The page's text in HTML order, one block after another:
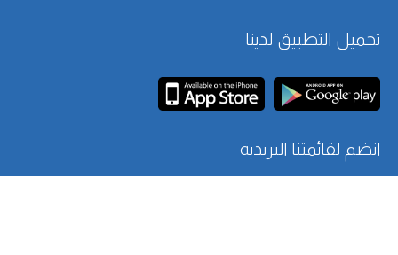
تحميل التطبيق لدينا
انضم لقائمتنا البريدية